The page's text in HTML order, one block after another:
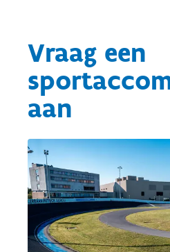
Vraag een
aan